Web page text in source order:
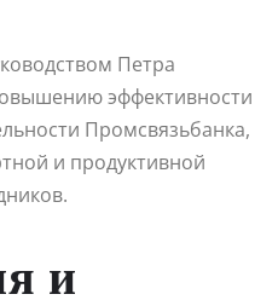
Петра
эффективности
Промсвязьбанка,
и продуктивной
и